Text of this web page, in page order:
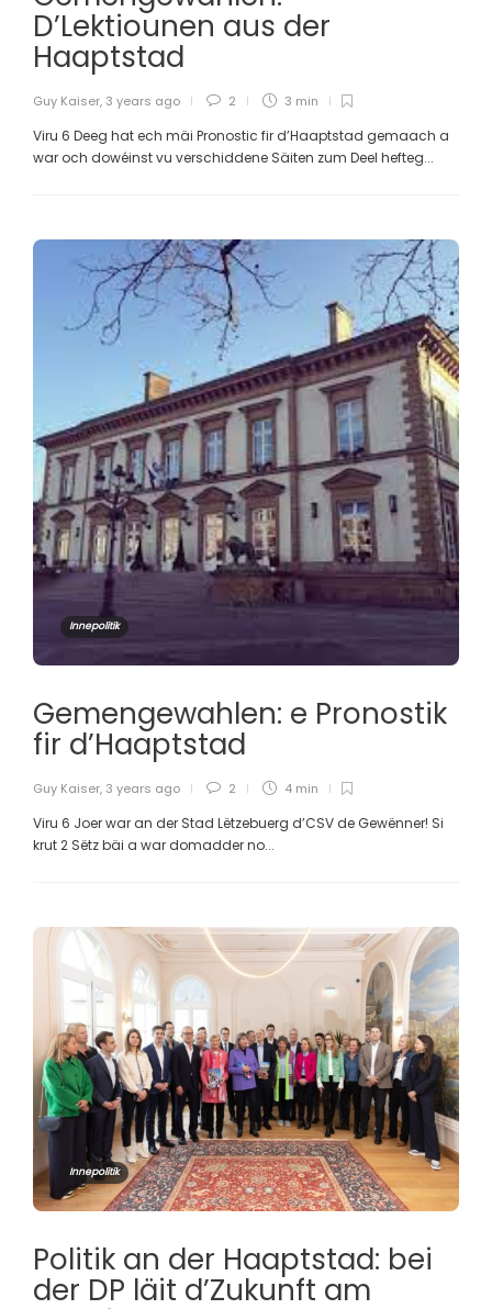
D’Lektiounen aus der
Haaptstad
Guy Kaiser, 3 years ago 2 3 min
Viru 6 Deeg hat ech mäi Pronostic fir d’Haaptstad gemaach a
war och dowéinst vu verschiddene Säiten zum Deel hefteg...
Innepolitik
Gemengewahlen: e Pronostik
fir d’Haaptstad
Guy Kaiser, 3 years ago 2 4 min
Viru 6 Joer war an der Stad Lëtzebuerg d’CSV de Gewënner! Si
krut 2 Sëtz bäi a war domadder no...
Innepolitik
Politik an der Haaptstad: bei
der DP läit d’Zukunft am